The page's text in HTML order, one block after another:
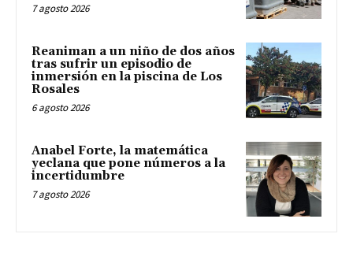
7 agosto 2026
Reaniman a un niño de dos años
tras sufrir un episodio de
inmersión en la piscina de Los
Rosales
6 agosto 2026
Anabel Forte, la matemática
yeclana que pone números a la
incertidumbre
7 agosto 2026